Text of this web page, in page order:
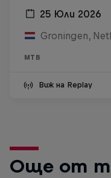
25 Юли 2026
Groningen,
MTB
Виж на Replay
Още от